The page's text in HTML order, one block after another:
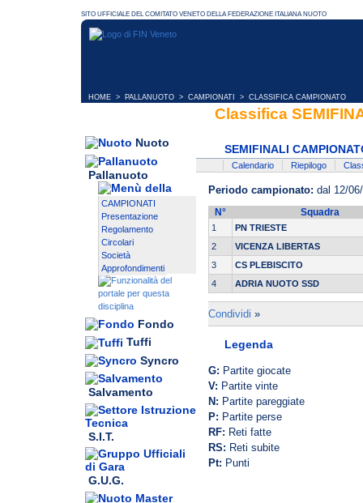
HOME > PALLANUOTO > CAMPIONATI > CLASSIFICA CAMPIONATO
Nuoto
Pallanuoto
CAMPIONATI
Presentazione
Regolamento
Circolari
Società
Approfondimenti
Fondo
Tuffi
Syncro
Salvamento
S.I.T.
G.U.G.
Classifica
SEMIFINALI
Calendario Riepilogo
Periodo campionato: dal 12/
N° Squadra
1
PN TRIESTE
2
VICENZA LIBERTAS
3
CS PLEBISCITO
4
ADRIA NUOTO SSD
Condividi »
Legenda
G: Partite giocate
V: Partite vinte
N: Partite pareggiate
P: Partite perse
RF: Reti fatte
RS: Reti subite
Pt: Punti